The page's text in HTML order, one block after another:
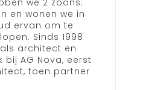
we 2 zoons:
en wonen we in
ervan om te
Sinds 1998
architect en
bij AG Nova, eerst
toen partner